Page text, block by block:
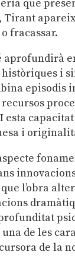
que
fracassar.
i
episodis
i
l’obra
de les
de la